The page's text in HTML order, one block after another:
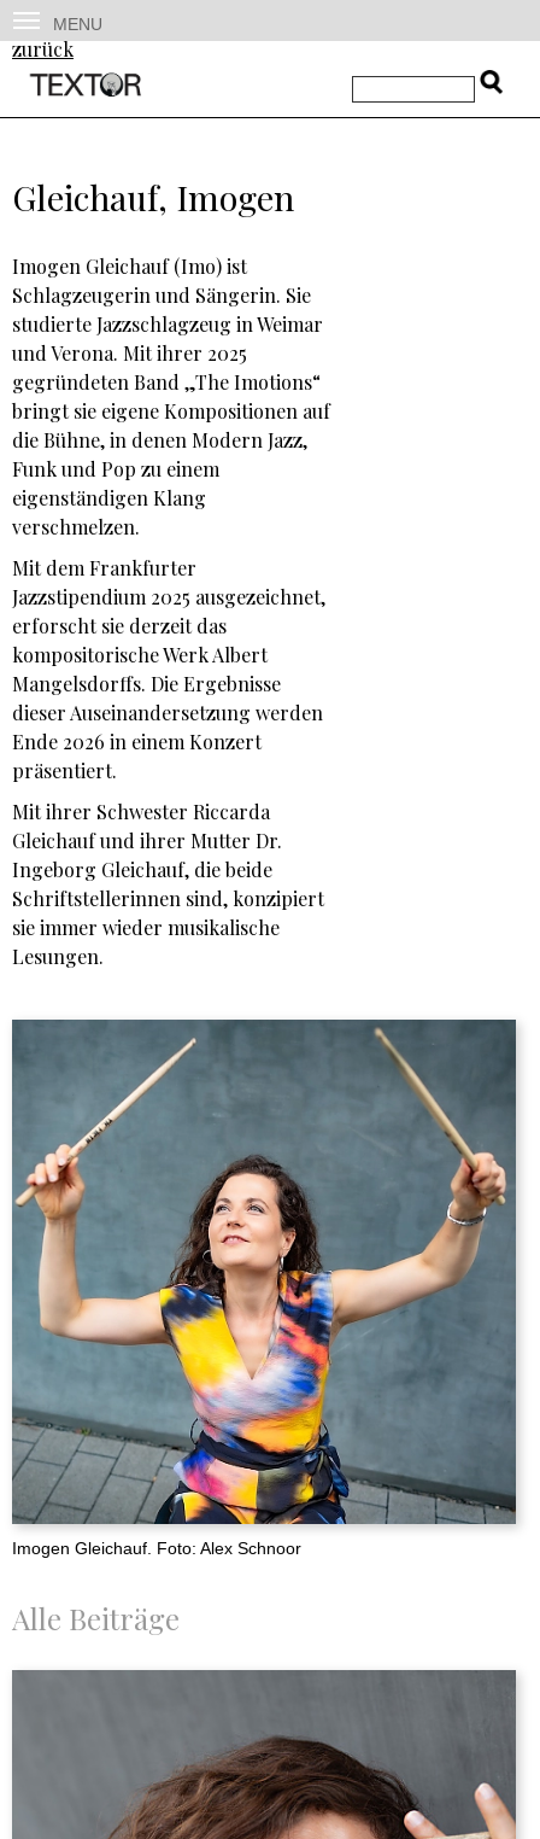
MENU
zurück
Gleichauf, Imogen
Imogen Gleichauf (Imo) ist
Schlagzeugerin und Sängerin. Sie
studierte Jazzschlagzeug in Weimar
und Verona. Mit ihrer 2025
gegründeten Band „The Imotions“
bringt sie eigene Kompositionen auf
die Bühne, in denen Modern Jazz,
Funk und Pop zu einem
eigenständigen Klang
verschmelzen.
Mit dem Frankfurter
Jazzstipendium 2025 ausgezeichnet,
erforscht sie derzeit das
kompositorische Werk Albert
Mangelsdorffs. Die Ergebnisse
dieser Auseinandersetzung werden
Ende 2026 in einem Konzert
präsentiert.
Mit ihrer Schwester Riccarda
Gleichauf und ihrer Mutter Dr.
Ingeborg Gleichauf, die beide
Schriftstellerinnen sind, konzipiert
sie immer wieder musikalische
Lesungen.
Imogen Gleichauf. Foto: Alex Schnoor
Alle Beiträge